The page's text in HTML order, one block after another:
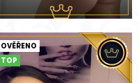
TOP
OVĚŘENO